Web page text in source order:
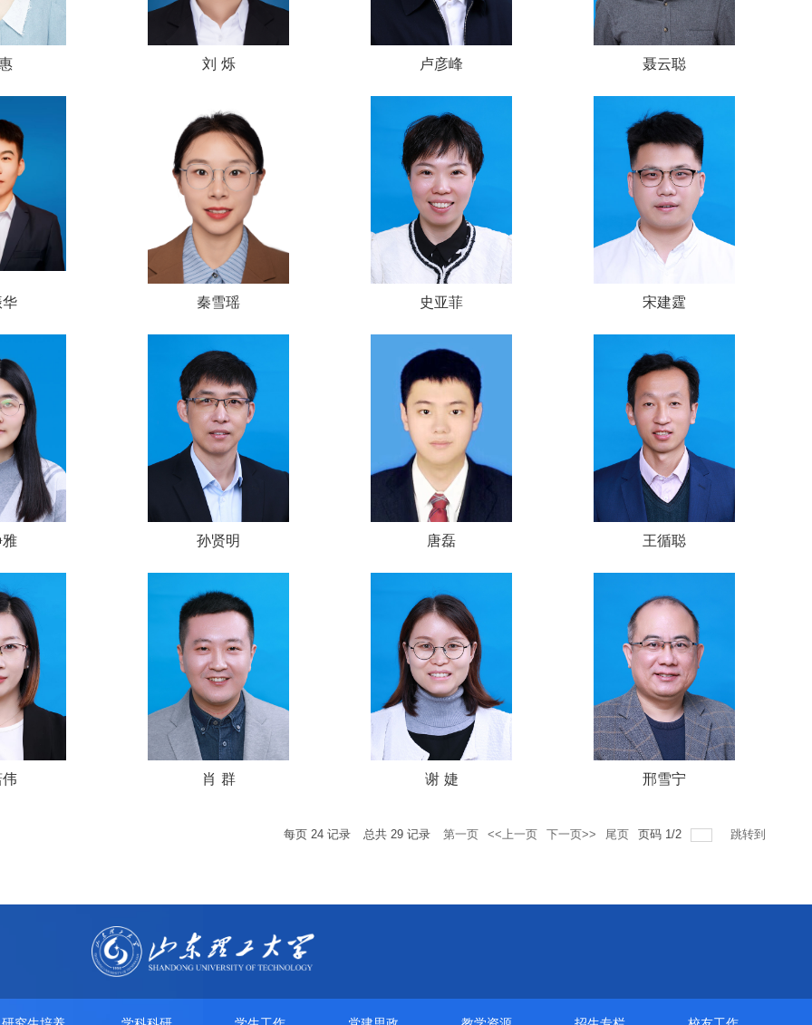
惠 刘 烁 卢彦峰 聂云聪
秦雪瑶 史亚菲 宋建霆
孙贤明 唐磊 王循聪
肖 群 谢 婕 邢雪宁
每页 24 记录 总共 29 记录 第一页 <<上一页 下一页>> 尾页 页码 1/2 跳转到